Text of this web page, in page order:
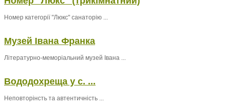
Номер категорії "Люкс" санаторію ...
Музей Івана Франка
Літературно-меморіальний музей Івана ...
Вододохреща у с. ...
Неповторінсть та автентичність ...